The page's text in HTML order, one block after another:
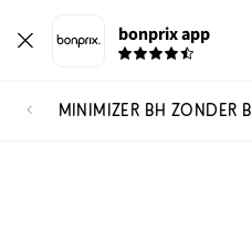
bonprix app